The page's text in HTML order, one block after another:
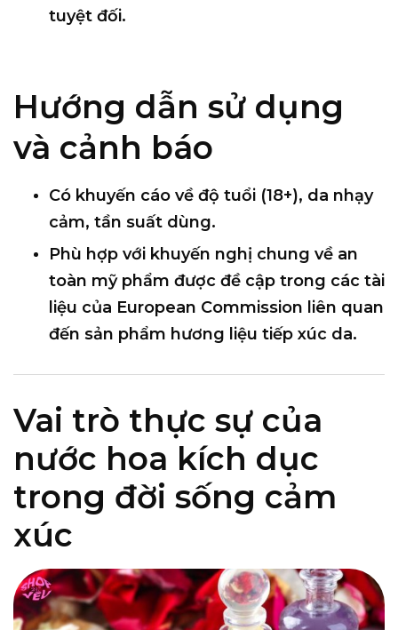
tuyệt đối.
Hướng dẫn sử dụng
và cảnh báo
Có khuyến cáo về độ tuổi (18+), da nhạy
cảm, tần suất dùng.
Phù hợp với khuyến nghị chung về an
toàn mỹ phẩm được đề cập trong các tài
liệu của European Commission liên quan
đến sản phẩm hương liệu tiếp xúc da.
Vai trò thực sự của
nước hoa kích dục
trong đời sống cảm
xúc